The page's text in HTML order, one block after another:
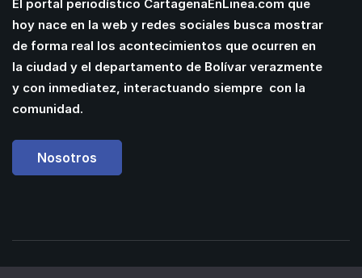
El portal periodístico CartagenaEnLinea.com que
hoy nace en la web y redes sociales busca mostrar
de forma real los acontecimientos que ocurren en
la ciudad y el departamento de Bolívar verazmente
y con inmediatez, interactuando siempre con la
comunidad.
Nosotros